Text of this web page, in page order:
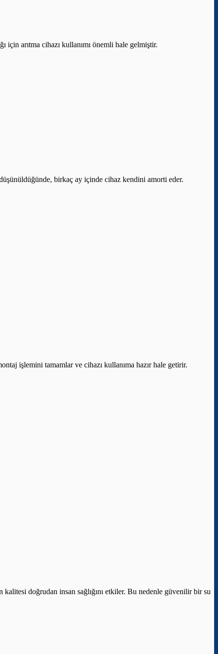
arıtma cihazı kullanımı önemli hale gelmiştir.
birkaç ay içinde cihaz kendini amorti eder.
işlemini tamamlar ve cihazı kullanıma hazır hale getirir.
doğrudan insan sağlığını etkiler. Bu nedenle güvenilir bir su